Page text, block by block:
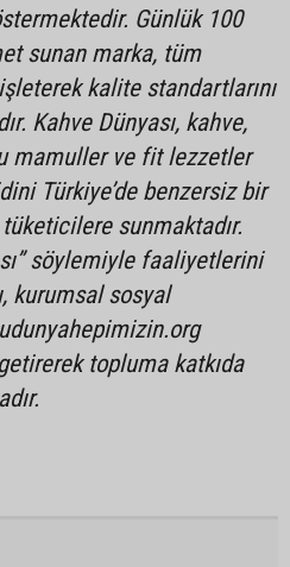
Günlük 100
sunan marka, tüm
kalite standartlarını
Kahve Dünyası, kahve,
mamuller ve fit lezzetler
Türkiye’de benzersiz bir
tüketicilere sunmaktadır.
söylemiyle faaliyetlerini
kurumsal sosyal
topluma katkıda